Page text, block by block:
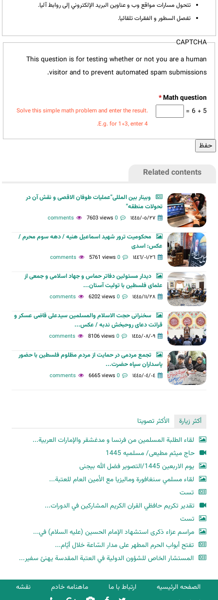
تتحول مسارات مواقع وب و عناوين البريد الإلكتروني إلى روابط آليا.
تفصل السطور و الفقرات تلقائيا.
CAPTCHA
This question is for testing whether or not you are a human
visitor and to prevent automated spam submissions.
*
5 + 6 =
Solve this simple math problem and enter the result.
E.g. for 1+3, enter 4.
Related contents
وبینار بین المللی"عملیات طوفان الاقصی و نقش آن در
تحولات منطقه‌"
١٤٤٥/٠٥/٢٧ 0 comments
7603 views
محکومیت ترور شهید اسماعیل هنیه / دهه سوم محرم /
عکس: اسدی
١٤٤٦/٠١/٢٦ 0 comments
5761 views
دیدار مسئولین دفاتر حماس و جهاد اسلامی و جمعی از
علمای فلسطین با تولیت آستان...
١٤٤٥/١١/٢٨ 0 comments
6202 views
سخنرانی حجت الاسلام والمسلمین سیدعلی قاضی عسکر و
قرائت دعای روحبخش ندبه / عکس...
١٤٤٥/٠٨/٠٩ 0 comments
8106 views
تجمع مردمی در حمایت از مردم مظلوم فلسطین با حضور
پاسداران سپاه حضرت...
١٤٤٥/٠٤/٠٤ 0 comments
6665 views
أكثر زيارة
الأكثر تصويتا
لقاء الطلبة المسلمين من فرنسا و مدغشقر والإمارات العربية...
حاج میثم مطیعی/ مسلمیه 1445
یوم الاربعین 1445/التصویر فضل الله بیجنی
لقاء مسلمي سنغافورة وماليزيا مع الأمين العام للعتبة...
تست
تقدير تكريم حافظي القران الكريم المشاركين في الدورات...
تست
مراسم عزاء ذكرى استشهاد الإمام الحسين (عليه السلام) في...
تفتح أبواب الحرم المطهر على مدار السّاعة خلال أيّام...
المستشار الخاص للشؤون الدولية في العتبة المقدسة يهنئ سفير...
الصفحه الرئیسیه ارتباط با ما ماهنامه خادم
نقشه